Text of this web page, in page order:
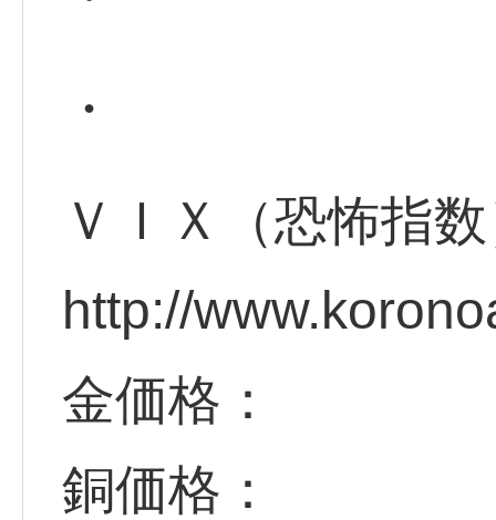
・
ＶＩＸ（恐怖指
http://
金価格：
銅価格：